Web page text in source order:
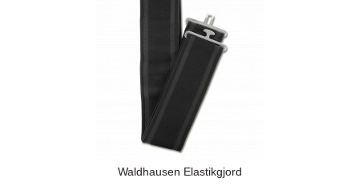
Waldhausen Elastikgjord